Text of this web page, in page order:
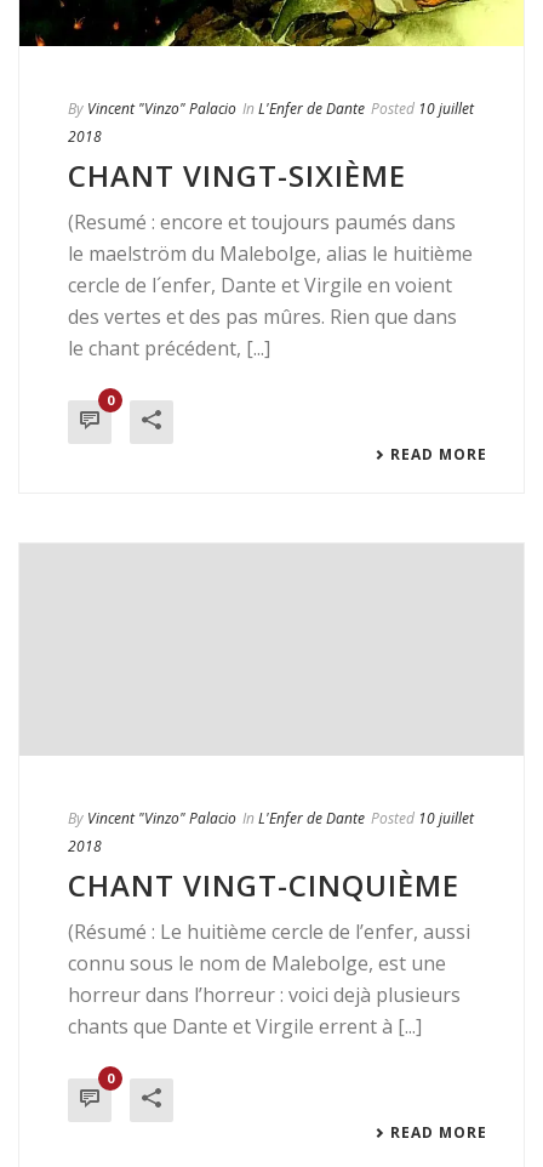
By Vincent "Vinzo" Palacio In L'Enfer de Dante Posted 10 juillet
2018
CHANT VINGT-SIXIÈME
(Resumé : encore et toujours paumés dans
le maelström du Malebolge, alias le huitième
cercle de l´enfer, Dante et Virgile en voient
des vertes et des pas mûres. Rien que dans
le chant précédent, [...]
0
READ MORE
By Vincent "Vinzo" Palacio In L'Enfer de Dante Posted 10 juillet
2018
CHANT VINGT-CINQUIÈME
(Résumé : Le huitième cercle de l’enfer, aussi
connu sous le nom de Malebolge, est une
horreur dans l’horreur : voici dejà plusieurs
chants que Dante et Virgile errent à [...]
0
READ MORE